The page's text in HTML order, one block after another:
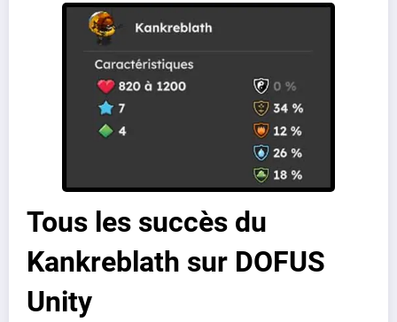
Tous les succès du
Kankreblath sur DOFUS
Unity